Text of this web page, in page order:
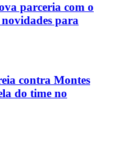
parceria com o
para
contra Montes
do time no